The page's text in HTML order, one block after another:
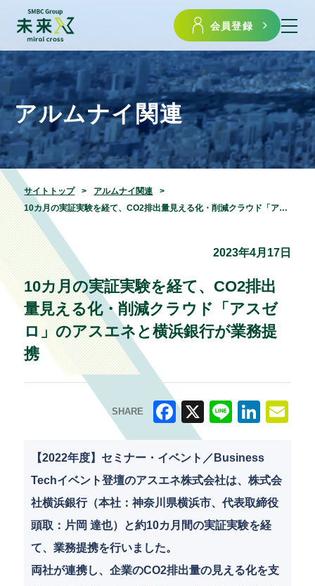
会員登録
アルムナイ関連
サイトトップ
アルムナイ関連
10カ月の実証実験を経て、CO2排出量見える化・削減クラウド「アスゼロ」のアスエネと横浜銀行が業務提携
2023年4月17日
10カ月の実証実験を経て、CO2排出
量見える化・削減クラウド「アスゼ
ロ」のアスエネと横浜銀行が業務提
携
SHARE
F
a
c
e
b
o
o
X
n
e
n
k
e
dI
ai
【2022年度】セミナー・イベント／Business
Techイベント登壇のアスエネ株式会社は、株式会
社横浜銀行（本社：神奈川県横浜市、代表取締役
頭取：片岡 達也）と約10カ月間の実証実験を経
て、業務提携を行いました。
両社が連携し、企業のCO2排出量の見える化を支